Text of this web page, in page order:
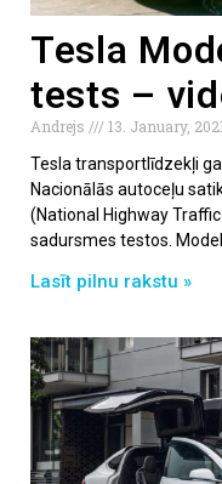
Tesla
tests –
Andrejs
13. January, 2021
Tesla transportlīdzekļi
Nacionālās autoceļu
(National Highway
sadursmes testos.
Lasīt pilnu rakstu »